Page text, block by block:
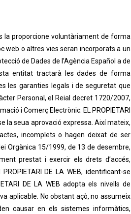
la proporcione voluntàriament de forma
web o altres vies seran incorporats a un
de Dades de l’Agència Español a de
entitat tractarà les dades de forma
les garanties legals i de seguretat que
Personal, el Reial decret 1720/2007,
i Comerç Electrònic. EL PROPIETARI
la seua aprovació expressa. Així mateix,
incomplets o hagen deixat de ser
Orgànica 15/1999, de 13 de desembre,
prestat i exercir els drets d’accés,
DE LA WEB, identificant-se
DE LA WEB adopta els nivells de
aplicable. No obstant açò, no assumeix
causar en els sistemes informàtics,